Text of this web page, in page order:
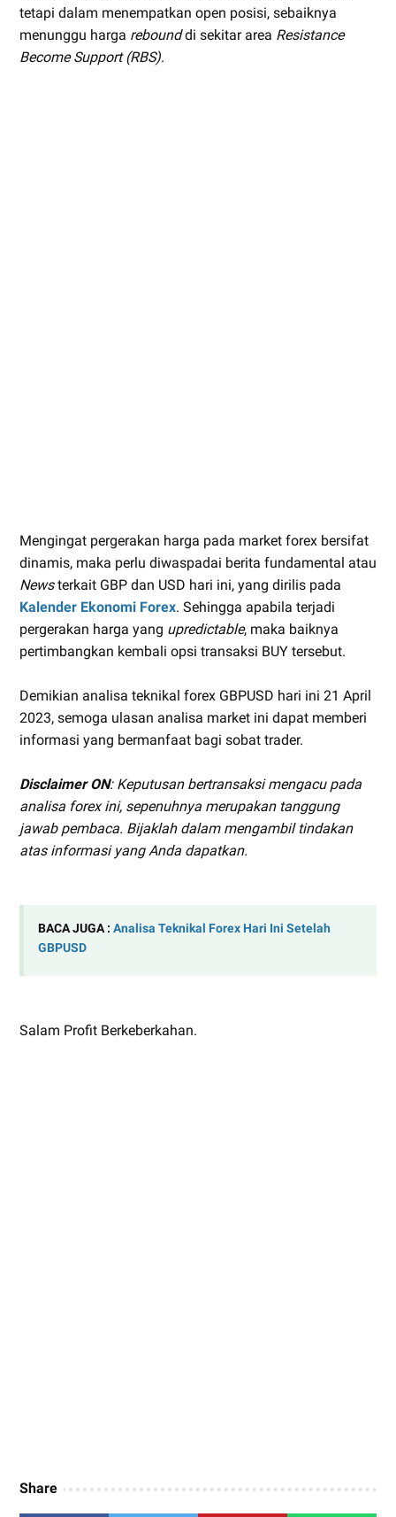
tetapi dalam menempatkan open posisi, sebaiknya
menunggu harga rebounddi sekitar area Resistance
Become Support (RBS).
Mengingat pergerakan harga pada market forex bersifat
dinamis, maka perlu diwaspadai berita fundamental atau
Newsterkait GBP dan USD hari ini, yang dirilis pada
Kalender Ekonomi Forex. Sehingga apabila terjadi
pergerakan harga yang upredictable, maka baiknya
pertimbangkan kembali opsi transaksi BUY tersebut.
Demikian analisa teknikal forex GBPUSD hari ini 21 April
2023, semoga ulasan analisa market ini dapat memberi
informasi yang bermanfaat bagi sobat trader.
Disclaimer ON: Keputusan bertransaksi mengacu pada
analisa forex ini, sepenuhnya merupakan tanggung
jawab pembaca. Bijaklah dalam mengambil tindakan
atas informasi yang Anda dapatkan.
BACA JUGA : Analisa Teknikal Forex Hari Ini Setelah
GBPUSD
Salam Profit Berkeberkahan.
Share